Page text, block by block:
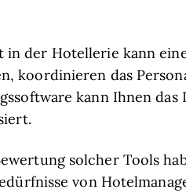
in der Hotellerie kann
koordinieren das
kann Ihnen
solcher Tools
von